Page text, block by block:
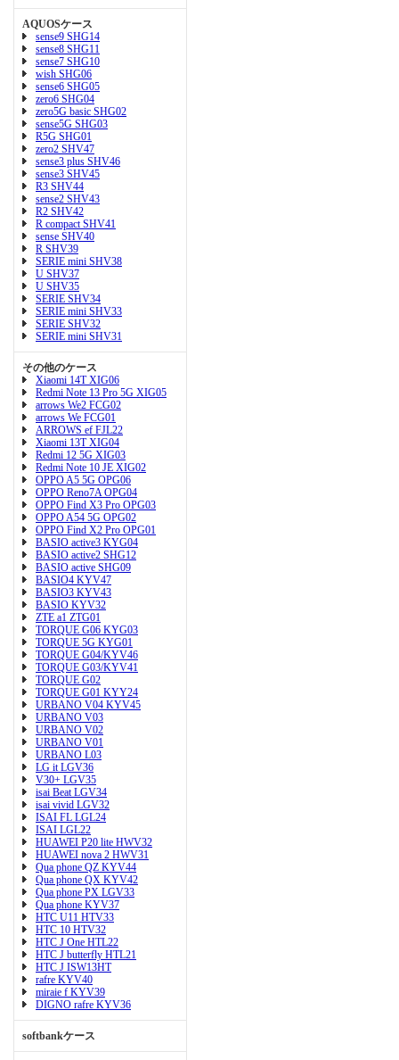
AQUOSケース
sense9 SHG14
sense8 SHG11
sense7 SHG10
wish SHG06
sense6 SHG05
zero6 SHG04
zero5G basic SHG02
sense5G SHG03
R5G SHG01
zero2 SHV47
sense3 plus SHV46
sense3 SHV45
R3 SHV44
sense2 SHV43
R2 SHV42
R compact SHV41
sense SHV40
R SHV39
SERIE mini SHV38
U SHV37
U SHV35
SERIE SHV34
SERIE mini SHV33
SERIE SHV32
SERIE mini SHV31
その他のケース
Xiaomi 14T XIG06
Redmi Note 13 Pro 5G XIG05
arrows We2 FCG02
arrows We FCG01
ARROWS ef FJL22
Xiaomi 13T XIG04
Redmi 12 5G XIG03
Redmi Note 10 JE XIG02
OPPO A5 5G OPG06
OPPO Reno7A OPG04
OPPO Find X3 Pro OPG03
OPPO A54 5G OPG02
OPPO Find X2 Pro OPG01
BASIO active3 KYG04
BASIO active2 SHG12
BASIO active SHG09
BASIO4 KYV47
BASIO3 KYV43
BASIO KYV32
ZTE a1 ZTG01
TORQUE G06 KYG03
TORQUE 5G KYG01
TORQUE G04/KYV46
TORQUE G03/KYV41
TORQUE G02
TORQUE G01 KYY24
URBANO V04 KYV45
URBANO V03
URBANO V02
URBANO V01
URBANO L03
LG it LGV36
V30+ LGV35
isai Beat LGV34
isai vivid LGV32
ISAI FL LGL24
ISAI LGL22
HUAWEI P20 lite HWV32
HUAWEI nova 2 HWV31
Qua phone QZ KYV44
Qua phone QX KYV42
Qua phone PX LGV33
Qua phone KYV37
HTC U11 HTV33
HTC 10 HTV32
HTC J One HTL22
HTC J butterfly HTL21
HTC J ISW13HT
rafre KYV40
miraie f KYV39
DIGNO rafre KYV36
softbankケース